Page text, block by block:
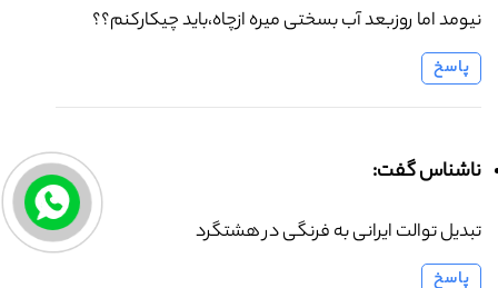
نیومد اما روزبعد آب بسختی میره ازچاه،باید چیکارکنم؟؟
پاسخ
ناشناس گفت:
تبدیل توالت ایرانی به فرنگی در هشتگرد
پاسخ